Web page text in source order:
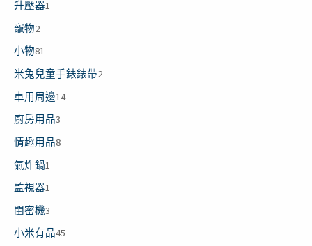
升壓器1
寵物2
小物81
米兔兒童手錶錶帶2
車用周邊14
廚房用品3
情趣用品8
氣炸鍋1
監視器1
閨密機3
小米有品45